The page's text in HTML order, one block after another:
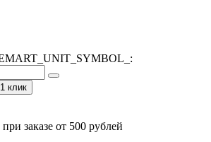
клик
заказе от 500 рублей